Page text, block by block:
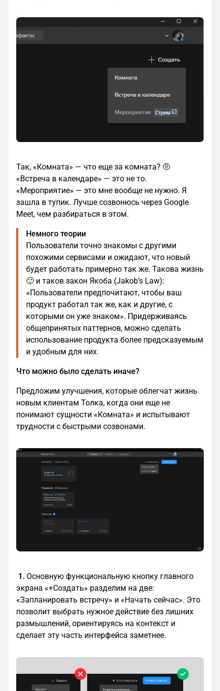
Так, «Комната» — что еще за комната? 🤨
«Встреча в календаре» — это не то.
«Мероприятие» — это мне вообще не нужно. Я
зашла в тупик. Лучше созвонюсь через Google
Meet, чем разбираться в этом.
Немного теории
Пользователи точно знакомы с другими
похожими сервисами и ожидают, что новый
будет работать примерно так же. Такова жизнь
🙂 и таков закон Якоба (Jakob’s Law):
«Пользователи предпочитают, чтобы ваш
продукт работал так же, как и другие, с
которыми он уже знаком». Придерживаясь
общепринятых паттернов, можно сделать
использование продукта более предсказуемым
и удобным для них.
Что можно было сделать иначе?
Предложим улучшения, которые облегчат жизнь
новым клиентам Толка, когда они еще не
понимают сущности «Комната» и испытывают
трудности с быстрыми созвонами.
1. Основную функциональную кнопку главного
экрана «+Создать» разделим на две:
«Запланировать встречу» и «Начать сейчас». Это
позволит выбрать нужное действие без лишних
размышлений, ориентируясь на контекст и
сделает эту часть интерфейса заметнее.